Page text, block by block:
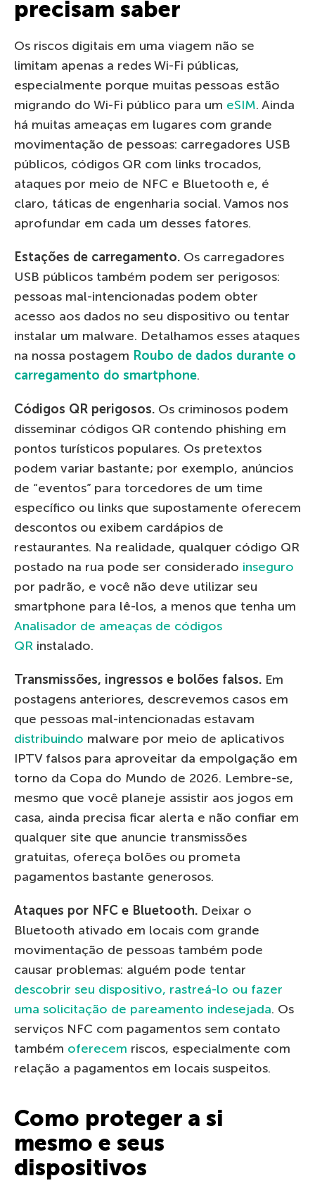
precisam saber
Os riscos digitais em uma viagem não se
limitam apenas a redes Wi-Fi públicas,
especialmente porque muitas pessoas estão
migrando do Wi-Fi público para um eSIM. Ainda
há muitas ameaças em lugares com grande
movimentação de pessoas: carregadores USB
públicos, códigos QR com links trocados,
ataques por meio de NFC e Bluetooth e, é
claro, táticas de engenharia social. Vamos nos
aprofundar em cada um desses fatores.
Estações de carregamento. Os carregadores
USB públicos também podem ser perigosos:
pessoas mal-intencionadas podem obter
acesso aos dados no seu dispositivo ou tentar
instalar um malware. Detalhamos esses ataques
na nossa postagem Roubo de dados durante o
carregamento do smartphone.
Códigos QR perigosos. Os criminosos podem
disseminar códigos QR contendo phishing em
pontos turísticos populares. Os pretextos
podem variar bastante; por exemplo, anúncios
de “eventos” para torcedores de um time
específico ou links que supostamente oferecem
descontos ou exibem cardápios de
restaurantes. Na realidade, qualquer código QR
postado na rua pode ser considerado inseguro
por padrão, e você não deve utilizar seu
smartphone para lê-los, a menos que tenha um
Analisador de ameaças de códigos
QR instalado.
Transmissões, ingressos e bolões falsos. Em
postagens anteriores, descrevemos casos em
que pessoas mal-intencionadas estavam
distribuindo malware por meio de aplicativos
IPTV falsos para aproveitar da empolgação em
torno da Copa do Mundo de 2026. Lembre-se,
mesmo que você planeje assistir aos jogos em
casa, ainda precisa ficar alerta e não confiar em
qualquer site que anuncie transmissões
gratuitas, ofereça bolões ou prometa
pagamentos bastante generosos.
Ataques por NFC e Bluetooth. Deixar o
Bluetooth ativado em locais com grande
movimentação de pessoas também pode
causar problemas: alguém pode tentar
descobrir seu dispositivo, rastreá-lo ou fazer
uma solicitação de pareamento indesejada. Os
serviços NFC com pagamentos sem contato
também oferecem riscos, especialmente com
relação a pagamentos em locais suspeitos.
Como proteger a si
mesmo e seus
dispositivos